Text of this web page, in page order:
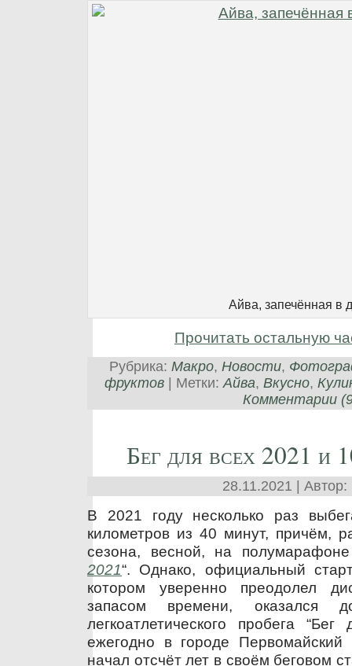
Айва, запечённая в
Прочитать остальную
Рубрика: Макро, Новости,
фруктов | Метки:Айва, Вкусно,
Комментарии
Бег для всех 2021 и
28.11.2021 | Автор:
В 2021 году несколько раз
километров из 40 минут, причём,
сезона, весной, на
2021“. Однако, официальный
котором уверенно преодолел
запасом времени, оказался
легкоатлетического пробега
ежегодно в городе Первомайский
начал отсчёт лет в своём беговом